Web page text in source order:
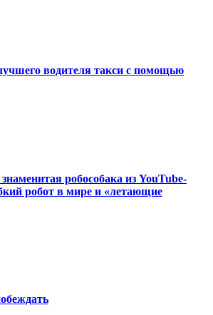
водителя такси с помощью
робособака из YouTube-
робот в мире и «летающие